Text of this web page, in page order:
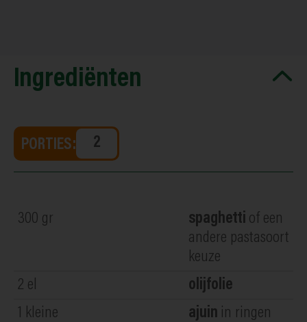
Ingrediënten
PORTIES:
300 gr spaghetti of een
andere pastasoort
keuze
2 el
olijfolie
1 kleine ajuin in ringen